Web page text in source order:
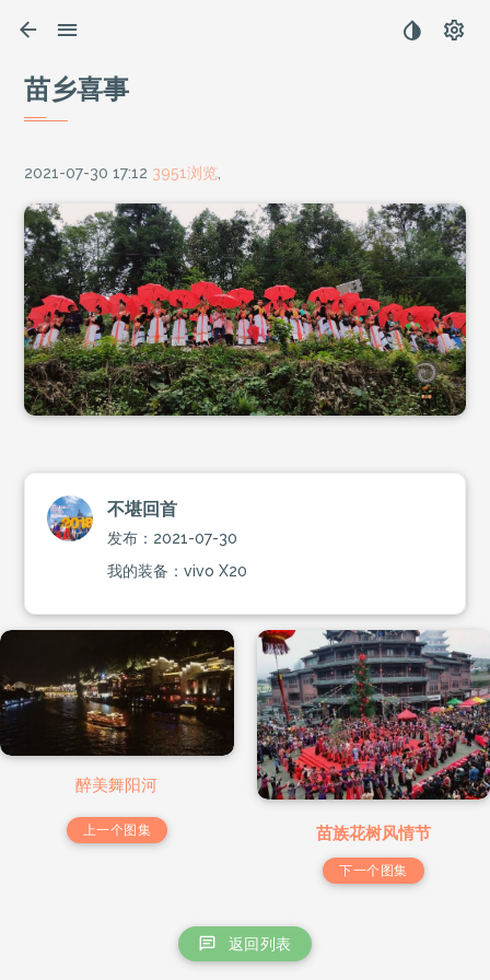
苗乡喜事
2021-07-30 17:12 3951浏览
不堪回首
发布：2021-07-30
我的装备：vivo X20
醉美舞阳河
上一个图集 苗族花树风情节
下一个图集
返回列表